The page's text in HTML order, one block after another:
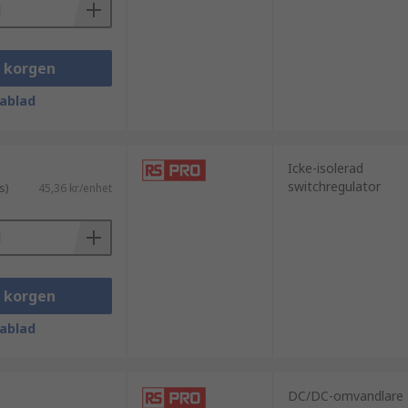
vid eventuellt internt fel.Brett
korgen
45,36 kr/enhet
korgen
Icke-isolerad
switchregulator
DC/DC-omvandlare